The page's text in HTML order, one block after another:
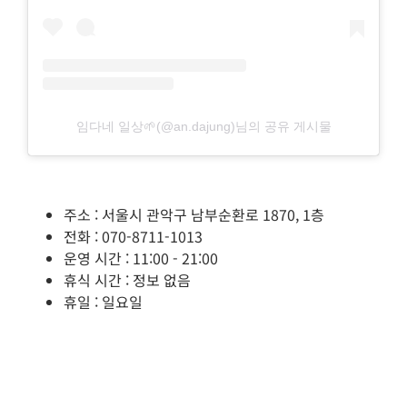
임다네 일상🌱(@an.dajung)님의 공유 게시물
주소 : 서울시 관악구 남부순환로 1870, 1층
전화 : 070-8711-1013
운영 시간 : 11:00 - 21:00
휴식 시간 : 정보 없음
휴일 : 일요일